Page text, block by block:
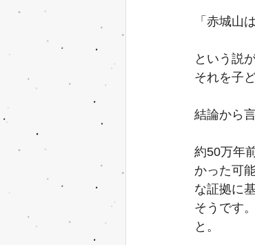
「赤城山
という説
それを子
結論から
約50万年
かった可
な証拠に
そうです
と。